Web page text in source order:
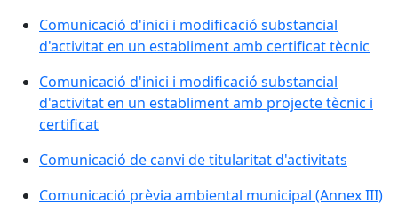
Comunicació d'inici i modificació substancial
d'activitat en un establiment amb certificat tècnic
Comunicació d'inici i modificació substancial
d'activitat en un establiment amb projecte tècnic i
certificat
Comunicació de canvi de titularitat d'activitats
Comunicació prèvia ambiental municipal (Annex III)